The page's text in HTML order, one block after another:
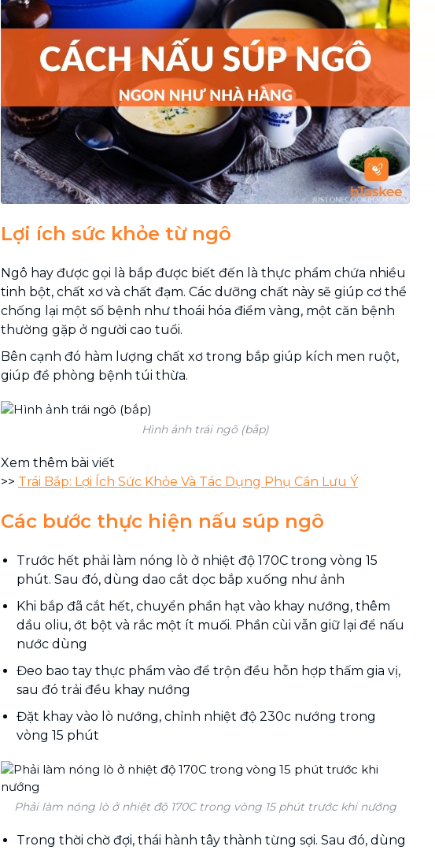
Chuyển nhà trọn gói, không lo dọn
dẹp nơi đi nơi đến
Vệ sinh công nghiệp NEW
Vệ sinh chuyên nghiệp cho văn
phòng, nhà xưởng, công trình lớn
Lợi ích sức khỏe từ ngô
Ngô hay được gọi là bắp được biết đến là thực phẩm chứa nhiều
tinh bột, chất xơ và chất đạm. Các dưỡng chất này sẽ giúp cơ thể
chống lại một số bệnh như thoái hóa điểm vàng, một căn bệnh
thường gặp ở người cao tuổi.
Bên cạnh đó hàm lượng chất xơ trong bắp giúp kích men ruột,
giúp đề phòng bệnh túi thừa.
Hình ảnh trái ngô (bắp)
Xem thêm bài viết
>> Trái Bắp: Lợi Ích Sức Khỏe Và Tác Dụng Phụ Cần Lưu Ý
Các bước thực hiện nấu súp ngô
Trước hết phải làm nóng lò ở nhiệt độ 170C trong vòng 15
phút. Sau đó, dùng dao cắt dọc bắp xuống như ảnh
Khi bắp đã cắt hết, chuyển phần hạt vào khay nướng, thêm
dầu oliu, ớt bột và rắc một ít muối. Phần cùi vẫn giữ lại để nấu
nước dùng
Đeo bao tay thực phẩm vào để trộn đều hỗn hợp thấm gia vị,
sau đó trải đều khay nướng
Đặt khay vào lò nướng, chỉnh nhiệt độ 230c nướng trong
vòng 15 phút
Phải làm nóng lò ở nhiệt độ 170C trong vòng 15 phút trước khi nướng
Trong thời chờ đợi, thái hành tây thành từng sợi. Sau đó, dùng